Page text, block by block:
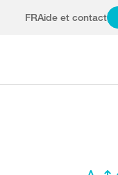
FRAide et contact